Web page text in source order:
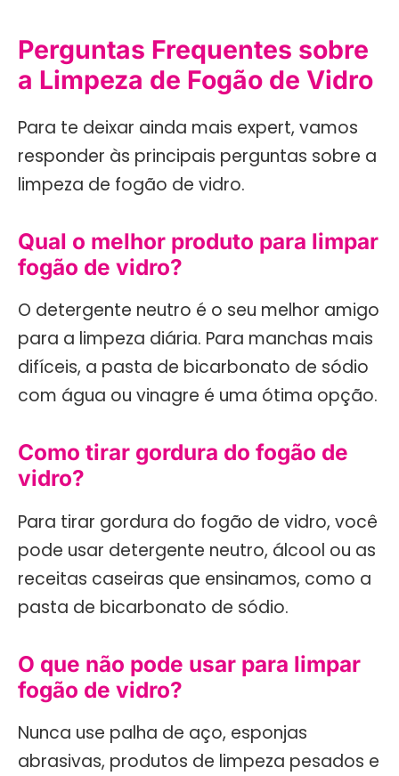
Perguntas Frequentes sobre
a Limpeza de Fogão de Vidro
Para te deixar ainda mais expert, vamos
responder às principais perguntas sobre a
limpeza de fogão de vidro.
Qual o melhor produto para limpar
fogão de vidro?
O detergente neutro é o seu melhor amigo
para a limpeza diária. Para manchas mais
difíceis, a pasta de bicarbonato de sódio
com água ou vinagre é uma ótima opção.
Como tirar gordura do fogão de
vidro?
Para tirar gordura do fogão de vidro, você
pode usar detergente neutro, álcool ou as
receitas caseiras que ensinamos, como a
pasta de bicarbonato de sódio.
O que não pode usar para limpar
fogão de vidro?
Nunca use palha de aço, esponjas
abrasivas, produtos de limpeza pesados e